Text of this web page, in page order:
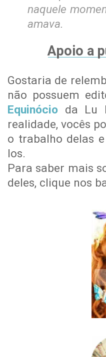
naquele
amava.
Apoio a
Gostaria de
não possuem
Equinócio da Lu
realidade, vocês
o trabalho delas
los.
Para saber mais
deles, clique nos